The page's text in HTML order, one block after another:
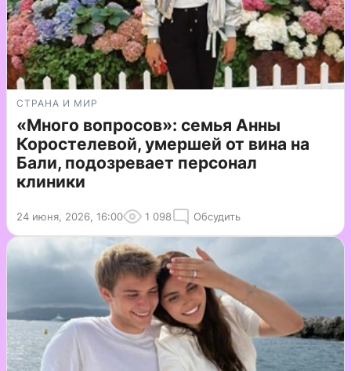
СТРАНА И МИР
«Много вопросов»: семья Анны
Коростелевой, умершей от вина на
Бали, подозревает персонал
клиники
24 июня, 2026, 16:00 1 098 Обсудить